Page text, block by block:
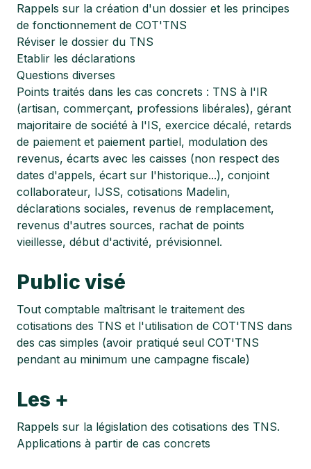
Rappels sur la création d'un dossier et les principes
de fonctionnement de COT'TNS
Réviser le dossier du TNS
Etablir les déclarations
Questions diverses
Points traités dans les cas concrets : TNS à l'IR
(artisan, commerçant, professions libérales), gérant
majoritaire de société à l'IS, exercice décalé, retards
de paiement et paiement partiel, modulation des
revenus, écarts avec les caisses (non respect des
dates d'appels, écart sur l'historique...), conjoint
collaborateur, IJSS, cotisations Madelin,
déclarations sociales, revenus de remplacement,
revenus d'autres sources, rachat de points
vieillesse, début d'activité, prévisionnel.
Public visé
Tout comptable maîtrisant le traitement des
cotisations des TNS et l'utilisation de COT'TNS dans
des cas simples (avoir pratiqué seul COT'TNS
pendant au minimum une campagne fiscale)
Les +
Rappels sur la législation des cotisations des TNS.
Applications à partir de cas concrets